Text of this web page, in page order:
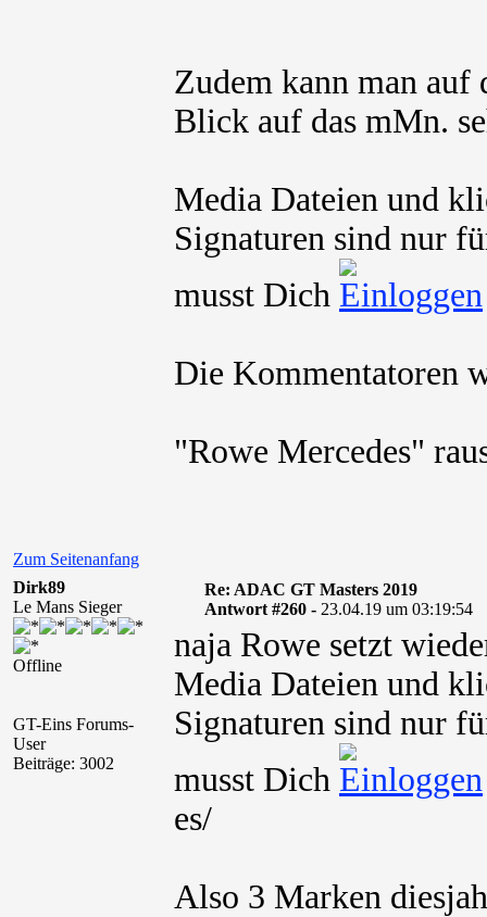
Zudem kann man auf
Blick auf das mMn.
Media Dateien und
Signaturen sind nur
musst Dich
Die Kommentatoren
"Rowe Mercedes"
Zum Seitenanfang
Dirk89
Le Mans Sieger
Offline
GT-Eins Forums-
User
Beiträge: 3002
Re: ADAC GT Masters 2019
Antwort #260 - 23.04.19 um 03:19:54
naja Rowe setzt
Media Dateien und
Signaturen sind nur
musst Dich
es/
Also 3 Marken